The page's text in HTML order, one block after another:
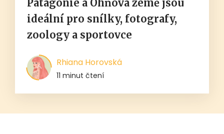
Patagonie a Ohňová země jsou
ideální pro snílky, fotografy,
zoology a sportovce
Rhiana Horovská
11 minut čtení